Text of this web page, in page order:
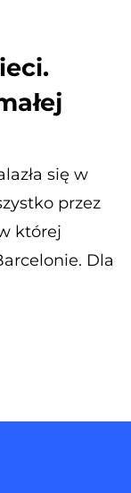
się w
przez
której
Dla